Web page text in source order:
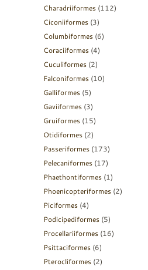
Charadriiformes (112)
Ciconiiformes (3)
Columbiformes (6)
Coraciiformes (4)
Cuculiformes (2)
Falconiformes (10)
Galliformes (5)
Gaviiformes (3)
Gruiformes (15)
Otidiformes (2)
Passeriformes (173)
Pelecaniformes (17)
Phaethontiformes (1)
Phoenicopteriformes (2)
Piciformes (4)
Podicipediformes (5)
Procellariiformes (16)
Psittaciformes (6)
Pterocliformes (2)